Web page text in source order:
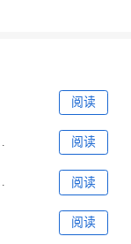
阅读
阅读
阅读
阅读